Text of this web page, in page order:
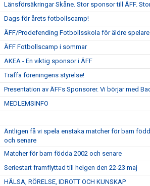
Länsförsäkringar Skåne. Stor sponsor till ÄFF.
Dags för årets fotbollscamp!
ÄFF/Prodefending Fotbollsskola för äldre spelare
ÄFF Fotbollscamp i sommar
AKEA - En viktig sponsor i ÄFF
Träffa föreningens styrelse!
Presentation av ÄFFs Sponsorer. Vi börjar med
MEDLEMSINFO
Äntligen få vi spela enstaka matcher för barn
och senare
Matcher för barn födda 2002 och senare
Seriestart framflyttad till helgen den 22-23 maj
HÄLSA, RÖRELSE, IDROTT OCH KUNSKAP